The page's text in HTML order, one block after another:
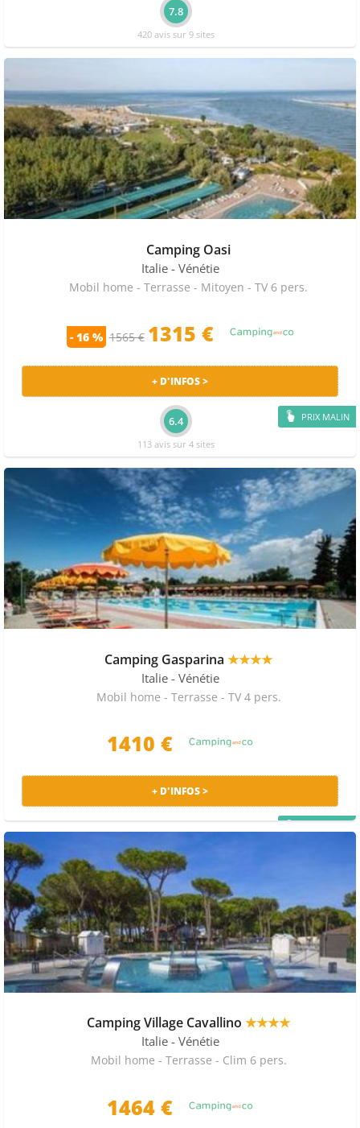
7.8
420 avis sur 9 sites
Camping Oasi
Italie - Vénétie
Mobil home - Terrasse - Mitoyen - TV 6 pers.
- 16 % 1565 € 1315 €
PRIX MALIN
+ D'INFOS >
6.4
113 avis sur 4 sites
Camping Gasparina ★★★★
Italie - Vénétie
Mobil home - Terrasse - TV 4 pers.
1410 €
+ D'INFOS >
Camping Village Cavallino ★★★★
Italie - Vénétie
Mobil home - Terrasse - Clim 6 pers.
1464 €